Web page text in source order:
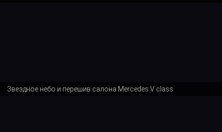
Звездное небо и перешив салона Mercedes V class